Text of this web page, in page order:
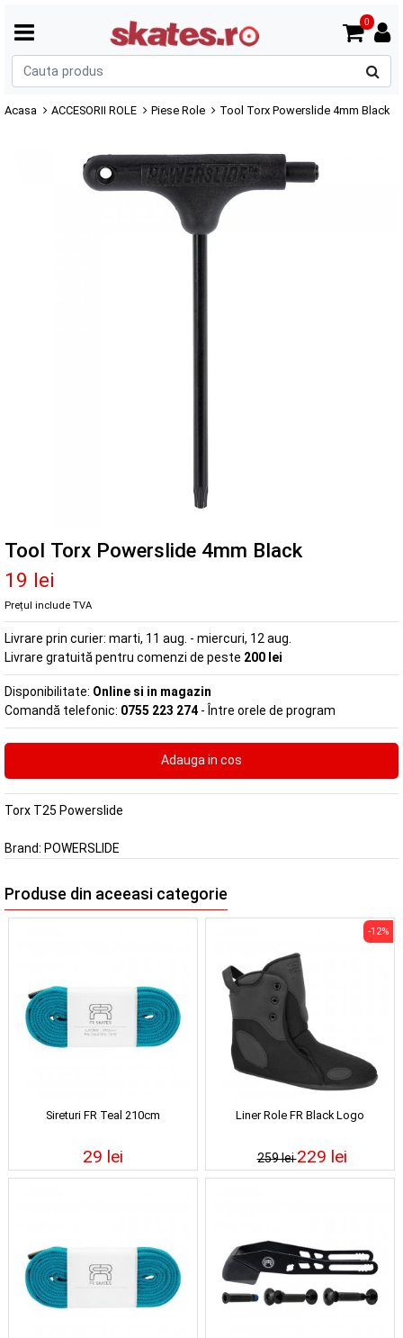
0
Acasa ACCESORII ROLE Piese Role Tool Torx Powerslide 4mm Black
Tool Torx Powerslide 4mm Black
19 lei
Prețul include TVA
Livrare prin curier: marti, 11 aug. - miercuri, 12 aug.
Livrare gratuită pentru comenzi de peste 200 lei
Disponibilitate: Online si in magazin
Comandă telefonic: 0755 223 274 - Între orele de program
Torx T25 Powerslide
Brand: POWERSLIDE
Produse din aceeasi categorie
Sireturi FR Teal 210cm
29 lei
Liner Role FR Black Logo
259 lei
-12%
229 lei